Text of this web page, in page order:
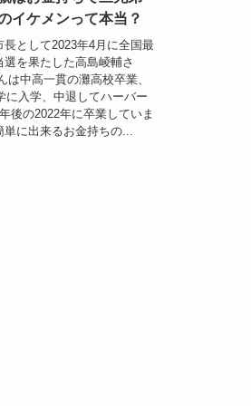
イケメンって本当？
として2023年4月に全国最
を果たした高島崚輔さ
は中高一貫の灘高校卒業、
に入学、中退してハーバー
後の2022年に卒業していま
に出来るお金持ちの...